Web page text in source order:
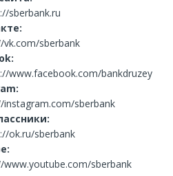
sberbank.ru
vk.com/sberbank
www.facebook.com/bankdruzey
instagram.com/sberbank
ok.ru/sberbank
www.youtube.com/sberbank